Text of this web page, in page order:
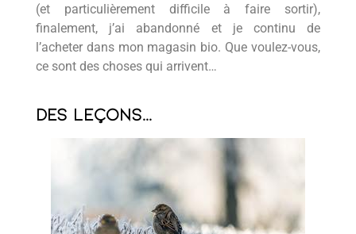
(et particulièrement difficile à faire sortir),
finalement, j’ai abandonné et je continu de
l’acheter dans mon magasin bio. Que voulez-vous,
ce sont des choses qui arrivent…
Des leçons...